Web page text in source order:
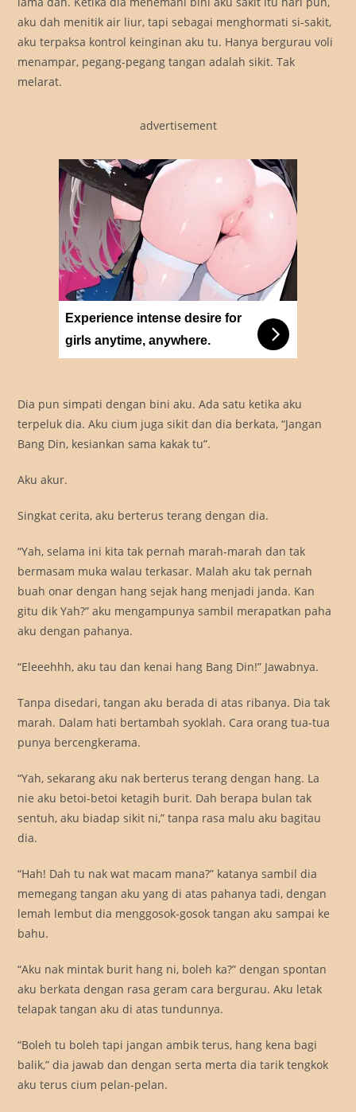
aku dah menitik air liur, tapi sebagai menghormati si-sakit,
aku terpaksa kontrol keinginan aku tu. Hanya bergurau voli
menampar, pegang-pegang tangan adalah sikit. Tak
melarat.
advertisement
Experience intense desire for
girls anytime, anywhere.
Dia pun simpati dengan bini aku. Ada satu ketika aku
terpeluk dia. Aku cium juga sikit dan dia berkata, “Jangan
Bang Din, kesiankan sama kakak tu”.
Aku akur.
Singkat cerita, aku berterus terang dengan dia.
“Yah, selama ini kita tak pernah marah-marah dan tak
bermasam muka walau terkasar. Malah aku tak pernah
buah onar dengan hang sejak hang menjadi janda. Kan
gitu dik Yah?” aku mengampunya sambil merapatkan paha
aku dengan pahanya.
“Eleeehhh, aku tau dan kenai hang Bang Din!” Jawabnya.
Tanpa disedari, tangan aku berada di atas ribanya. Dia tak
marah. Dalam hati bertambah syoklah. Cara orang tua-tua
punya bercengkerama.
“Yah, sekarang aku nak berterus terang dengan hang. La
nie aku betoi-betoi ketagih burit. Dah berapa bulan tak
sentuh, aku biadap sikit ni,” tanpa rasa malu aku bagitau
dia.
“Hah! Dah tu nak wat macam mana?” katanya sambil dia
memegang tangan aku yang di atas pahanya tadi, dengan
lemah lembut dia menggosok-gosok tangan aku sampai ke
bahu.
“Aku nak mintak burit hang ni, boleh ka?” dengan spontan
aku berkata dengan rasa geram cara bergurau. Aku letak
telapak tangan aku di atas tundunnya.
“Boleh tu boleh tapi jangan ambik terus, hang kena bagi
balik,” dia jawab dan dengan serta merta dia tarik tengkok
aku terus cium pelan-pelan.